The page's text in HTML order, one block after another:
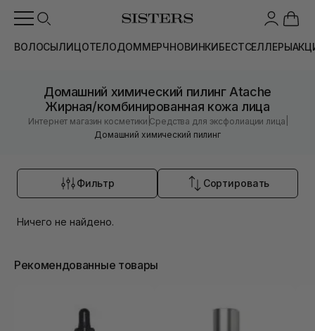
ВОЛОСЫЛИЦОТЕЛОДОММЕРЧНОВИНКИБЕСТСЕЛЛЕРЫ
Домашний химический пилинг Atache
Жирная/комбинированная кожа лица
Интернет магазин косметики |Средства для эксфолиации лица
Домашний химический пилинг
Фильтр Сортировать
Ничего не найдено.
Рекомендованные товары